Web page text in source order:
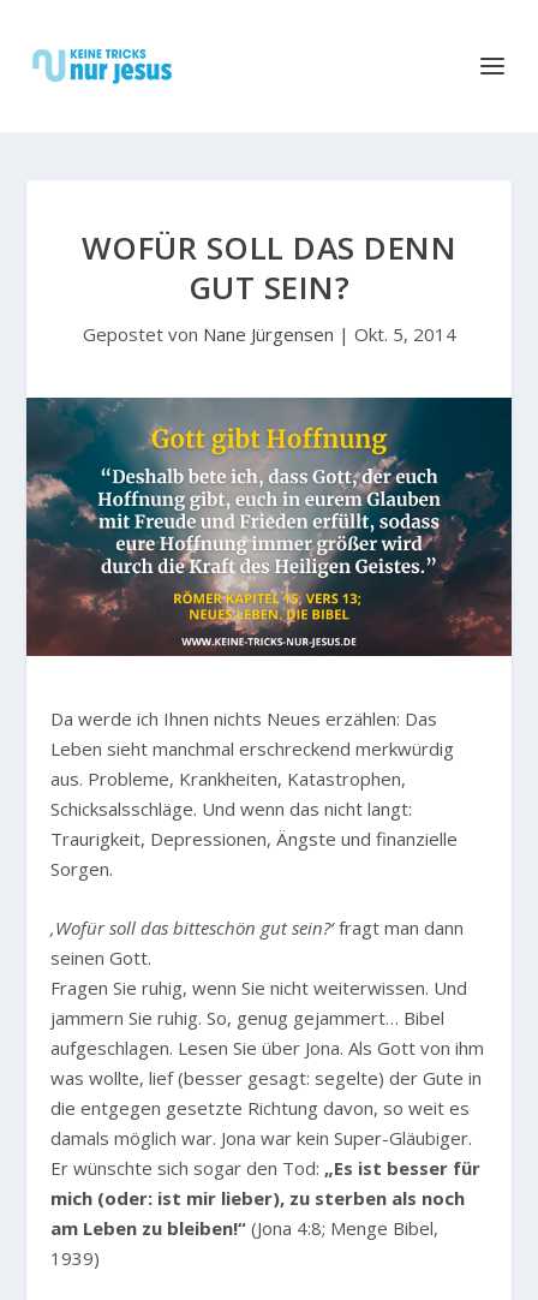
WOFÜR SOLL DAS DENN
GUT SEIN?
Gepostet von Nane Jürgensen | Okt. 5, 2014
Da werde ich Ihnen nichts Neues erzählen: Das
Leben sieht manchmal erschreckend merkwürdig
aus. Probleme, Krankheiten, Katastrophen,
Schicksalsschläge. Und wenn das nicht langt:
Traurigkeit, Depressionen, Ängste und finanzielle
Sorgen.
‚Wofür soll das bitteschön gut sein?‘fragt man dann
seinen Gott.
Fragen Sie ruhig, wenn Sie nicht weiterwissen. Und
jammern Sie ruhig. So, genug gejammert… Bibel
aufgeschlagen. Lesen Sie über Jona. Als Gott von ihm
was wollte, lief (besser gesagt: segelte) der Gute in
die entgegen gesetzte Richtung davon, so weit es
damals möglich war. Jona war kein Super-Gläubiger.
Er wünschte sich sogar den Tod: „Es ist besser für
mich (oder: ist mir lieber), zu sterben als noch
am Leben zu bleiben!“ (Jona 4:8; Menge Bibel,
1939)